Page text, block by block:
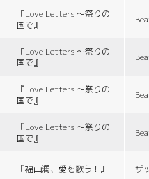
『Love Letters 〜祭りの
国で』
『Love Letters 〜祭りの
国で』
『Love Letters 〜祭りの
国で』
『Love Letters 〜祭りの
国で』
『福山潤、愛を歌う！』 ザ